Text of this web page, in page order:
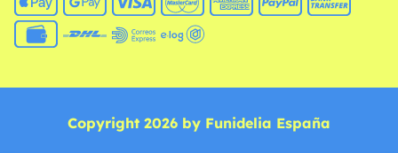
Copyright 2026 by Funidelia España